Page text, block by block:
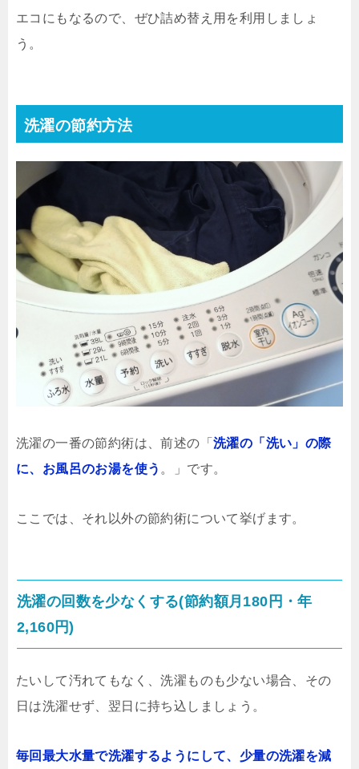
エコにもなるので、ぜひ詰め替え用を利用しましょ
う。
洗濯の節約方法
洗濯の一番の節約術は、前述の「洗濯の「洗い」の際
に、お風呂のお湯を使う 。」です。
ここでは、それ以外の節約術について挙げます。
洗濯の回数を少なくする(節約額月180円・年
2,160円)
たいして汚れてもなく、洗濯ものも少ない場合、その
日は洗濯せず、翌日に持ち込しましょう。
毎回最大水量で洗濯するようにして、少量の洗濯を減